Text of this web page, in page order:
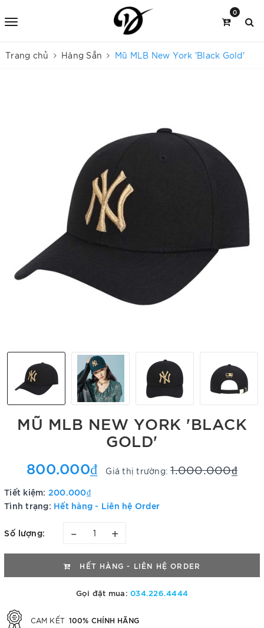
0
Trang chủ Hàng Sẵn Mũ MLB New York 'Black Gold'
MŨ MLB NEW YORK 'BLACK
GOLD'
800.000₫ Giá thị trường:1.000.000₫
Tiết kiệm: 200.000₫
Tình trạng: Hết hàng - Liên hệ Order
Số lượng: – +
HẾT HÀNG - LIÊN HỆ ORDER
Gọi đặt mua:034.226.4444
CAM KẾT 100% CHÍNH HÃNG